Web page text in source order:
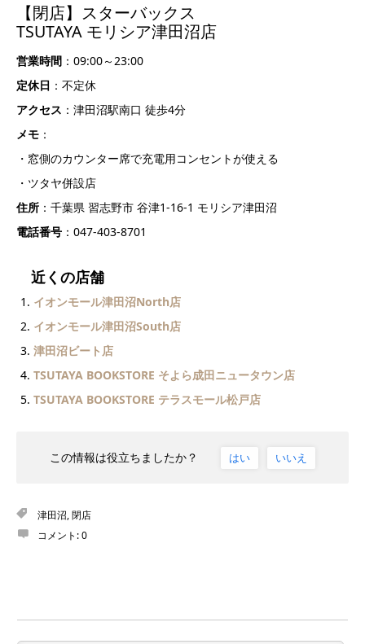
【閉店】スターバックス
TSUTAYA モリシア津田沼店
営業時間 ：09:00～23:00
定休日 ：不定休
アクセス ：津田沼駅南口 徒歩4分
メモ ：
・窓側のカウンター席で充電用コンセントが使える
・ツタヤ併設店
住所 ：千葉県 習志野市 谷津1-16-1 モリシア津田沼
電話番号 ：047-403-8701
近くの店舗
イオンモール津田沼North店
イオンモール津田沼South店
津田沼ビート店
TSUTAYA BOOKSTORE そよら成田ニュータウン店
TSUTAYA BOOKSTORE テラスモール松戸店
この情報は役立ちましたか？ はい いいえ
津田沼,閉店
コメント:0